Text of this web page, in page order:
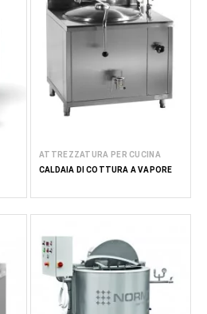
ATTREZZATURA PER CUCINA
CALDAIA DI COTTURA A VAPORE